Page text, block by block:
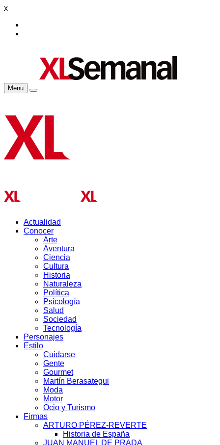
x
Menu
Actualidad
Conocer
Arte
Aventura
Ciencia
Cultura
Historia
Naturaleza
Política
Psicología
Salud
Sociedad
Tecnología
Personajes
Estilo
Cuidarse
Gente
Gourmet
Martín Berasategui
Moda
Motor
Ocio y Turismo
Firmas
ARTURO PÉREZ-REVERTE
Historia de España
JUAN MANUEL DE PRADA